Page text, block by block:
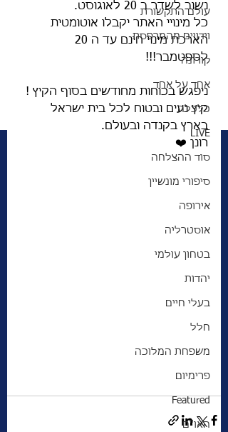
עולם התקשורת
וידויים מהמרפסת
קורונה
אחד על אחד
כלכלה
LIVE
סוד ההצלחה
סיפורי מונשיין
אירופה
אוסטרליה
בטחון עולמי
יהדות
בעלי חיים
חלל
משפחת המלוכה
פרימיום
Featured
האו"ם
נשוב לשדר ב 20 לאוגוסט.
כל מינויי האתר יקבלו אוטומטית
לספטמבר!!!
ניפגש בכוחות מחודשים בסוף הקיץ !
קיץ נעים ובטוח לכל בית ישראל
בארץ בקנדה ובעולם.
רונן ❤️